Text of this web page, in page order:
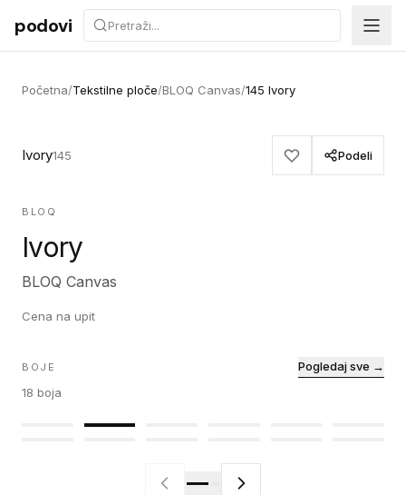
Preskoči na sadržaj
podovi
Početna/Tekstilne ploče/BLOQ Canvas/145 Ivory
Ivory145 Podeli
BLOQ
Ivory
BLOQ Canvas
Cena na upit
BOJE
18 boja
Pogledaj sve →